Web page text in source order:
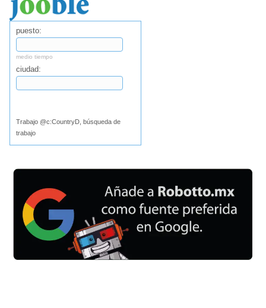
puesto:
medio tiempo
ciudad:
Trabajo @c:CountryD, búsqueda de
trabajo